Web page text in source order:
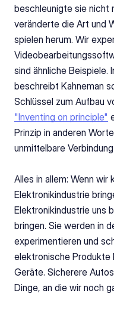
beschleunigte sie nicht
veränderte die Art und
spielen herum. Wir
sind ähnliche Beispiele.
beschreibt Kahneman
"Inventing on principle"
Prinzip in anderen
unmittelbare
Alles in allem: Wenn
Elektronikindustrie
Elektronikindustrie uns
bringen. Sie werden in
experimentieren und
elektronische
Geräte. Sicherere
Dinge, an die wir noch